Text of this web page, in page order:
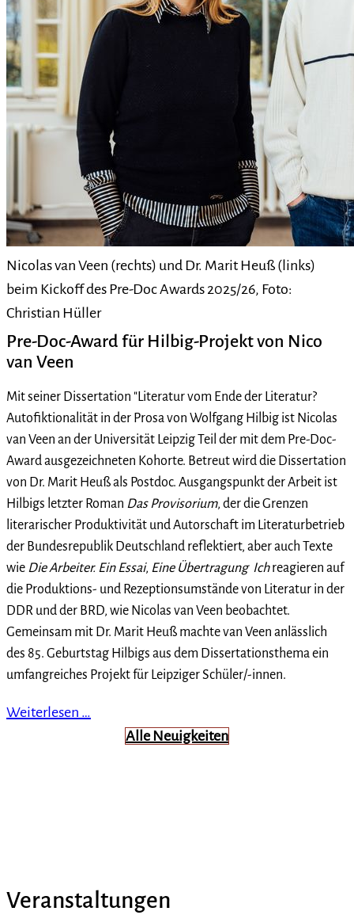
Nicolas van Veen (rechts) und Dr. Marit Heuß (links)
beim Kickoff des Pre-Doc Awards 2025/26, Foto:
Christian Hüller
Pre-Doc-Award für Hilbig-Projekt von Nico
van Veen
Mit seiner Dissertation "Literatur vom Ende der Literatur?
Autofiktionalität in der Prosa von Wolfgang Hilbig ist Nicolas
van Veen an der Universität Leipzig Teil der mit dem Pre-Doc-
Award ausgezeichneten Kohorte. Betreut wird die Dissertation
von Dr. Marit Heuß als Postdoc. Ausgangspunkt der Arbeit ist
Hilbigs letzter Roman Das Provisorium, der die Grenzen
literarischer Produktivität und Autorschaft im Literaturbetrieb
der Bundesrepublik Deutschland reflektiert, aber auch Texte
wie Die Arbeiter. Ein Essai, Eine Übertragung Ichreagieren auf
die Produktions- und Rezeptionsumstände von Literatur in der
DDR und der BRD, wie Nicolas van Veen beobachtet.
Gemeinsam mit Dr. Marit Heuß machte van Veen anlässlich
des 85. Geburtstag Hilbigs aus dem Dissertationsthema ein
umfangreiches Projekt für Leipziger Schüler/-innen.
Weiterlesen …
Alle Neuigkeiten
Veranstaltungen